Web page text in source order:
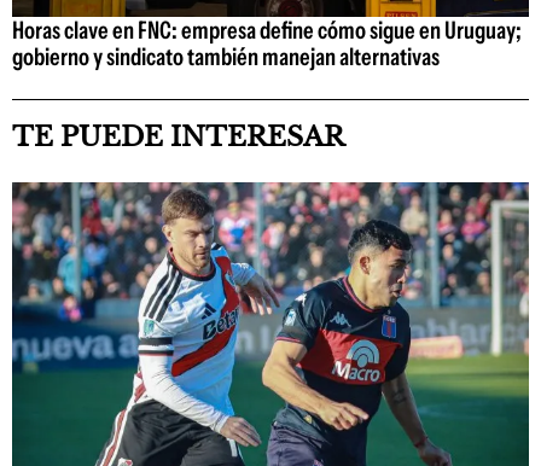
Horas clave en FNC: empresa define cómo sigue en Uruguay;
gobierno y sindicato también manejan alternativas
TE PUEDE INTERESAR